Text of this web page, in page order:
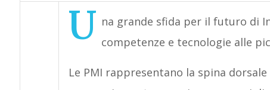
U na grande sfida per il futuro di
competenze e tecnologie alle
Le PMI rappresentano la spina